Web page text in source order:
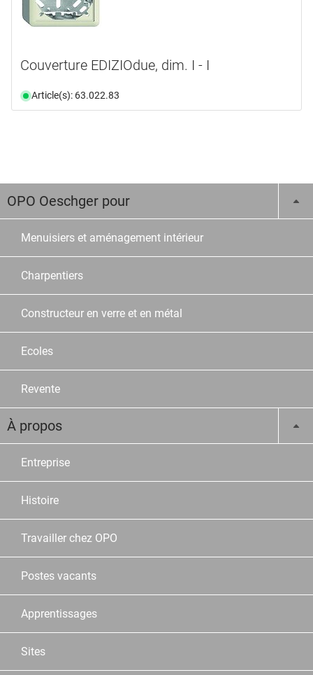
Couverture EDIZIOdue, dim. I - I
Article(s): 63.022.83
OPO Oeschger pour
Menuisiers et aménagement intérieur
Charpentiers
Constructeur en verre et en métal
Ecoles
Revente
À propos
Entreprise
Histoire
Travailler chez OPO
Postes vacants
Apprentissages
Sites